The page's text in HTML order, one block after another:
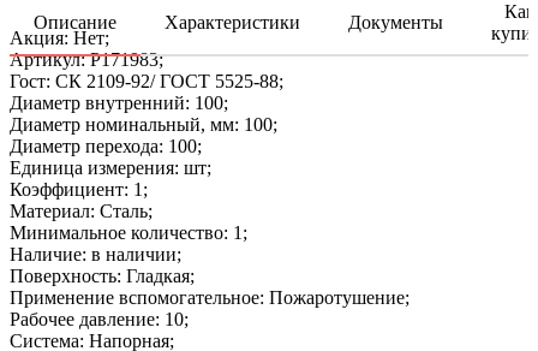
Описание Характеристики Документы
Как
Акция: Нет;
Артикул: P171983;
Гост: СК 2109-92/ ГОСТ 5525-88;
Диаметр внутренний: 100;
Диаметр номинальный, мм: 100;
Диаметр перехода: 100;
Единица измерения: шт;
Коэффициент: 1;
Материал: Сталь;
Минимальное количество: 1;
Наличие: в наличии;
Поверхность: Гладкая;
Применение вспомогательное: Пожаротушение;
Рабочее давление: 10;
Система: Напорная;